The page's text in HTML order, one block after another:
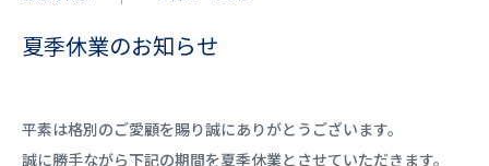
夏季休業のお知らせ
平素は格別のご愛顧を賜り誠にありがとうございます。
誠に勝手ながら下記の期間を夏季休業とさせていただきます。